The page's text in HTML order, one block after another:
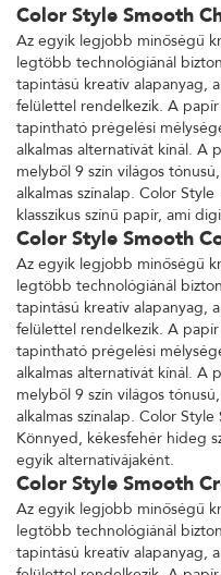
Color Style Smooth
Az egyik legjobb minőségű
legtöbb technológiánál
tapintású kreatív alapanyag,
felülettel rendelkezik. A
tapintható prégelési
alkalmas alternatívát kínál. A
melyből 9 szín világos
alkalmas színalap. Color
klasszikus színű papír, ami
Color Style Smooth
Az egyik legjobb minőségű
legtöbb technológiánál
tapintású kreatív alapanyag,
felülettel rendelkezik. A
tapintható prégelési
alkalmas alternatívát kínál. A
melyből 9 szín világos
alkalmas színalap. Color
Könnyed, kékesfehér hideg
egyik alternatívájaként.
Color Style Smooth
Az egyik legjobb minőségű
legtöbb technológiánál
tapintású kreatív alapanyag,